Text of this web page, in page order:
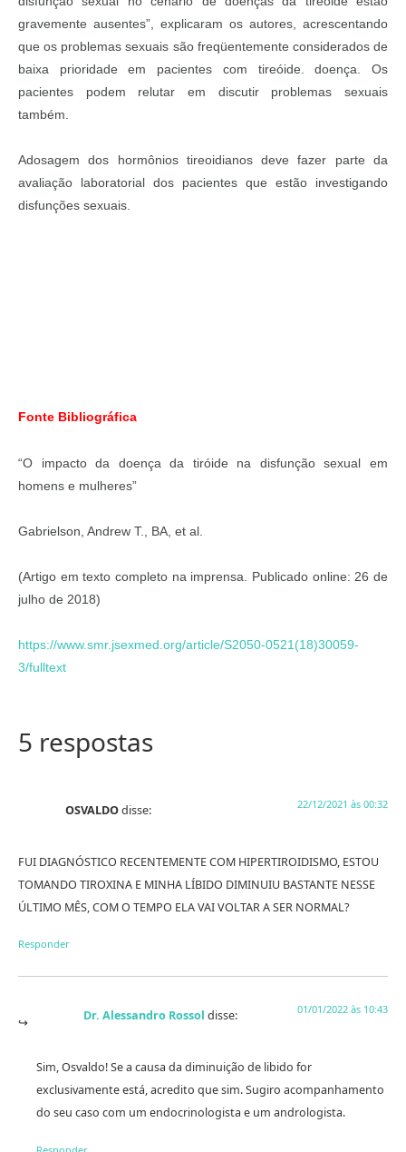
gravemente ausentes”, explicaram os autores, acrescentando
que os problemas sexuais são freqüentemente considerados de
baixa prioridade em pacientes com tireóide. doença. Os
pacientes podem relutar em discutir problemas sexuais
também.
Adosagem dos hormônios tireoidianos deve fazer parte da
avaliação laboratorial dos pacientes que estão investigando
disfunções sexuais.
Fonte Bibliográfica
“O impacto da doença da tiróide na disfunção sexual em
homens e mulheres”
Gabrielson, Andrew T., BA, et al.
(Artigo em texto completo na imprensa. Publicado online: 26 de
julho de 2018)
https://www.smr.jsexmed.org/article/S2050-0521(18)30059-
3/fulltext
5 respostas
OSVALDOdisse: 22/12/2021 às 00:32
FUI DIAGNÓSTICO RECENTEMENTE COM HIPERTIROIDISMO, ESTOU
TOMANDO TIROXINA E MINHA LÍBIDO DIMINUIU BASTANTE NESSE
ÚLTIMO MÊS, COM O TEMPO ELA VAI VOLTAR A SER NORMAL?
Responder
Dr. Alessandro Rossol disse: 01/01/2022 às 10:43
Sim, Osvaldo! Se a causa da diminuição de libido for
exclusivamente está, acredito que sim. Sugiro acompanhamento
do seu caso com um endocrinologista e um andrologista.